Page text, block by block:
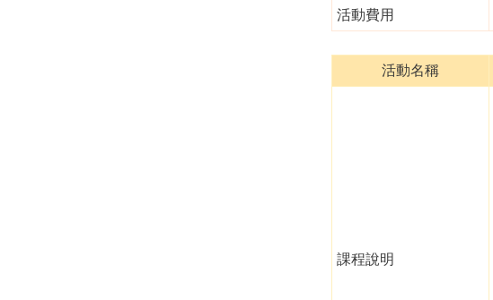
活動費用
活動名稱
課程說明